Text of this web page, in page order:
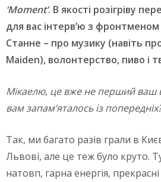
‘Moment’. В якості розігріву
для вас інтерв’ю з
Станне – про музику (навіть
Maiden), волонтерство, пиво і
Мікаелю, цевже не перший ваш
вам запам’яталось із
Так, ми багато разів грали в
Львові, але це теж було круто.
натовп, гарна енергія,